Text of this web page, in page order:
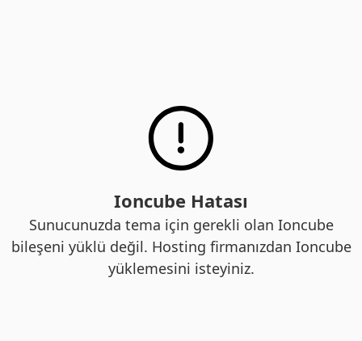
Ioncube Hatası
Sunucunuzda tema için gerekli olan Ioncube
bileşeni yüklü değil. Hosting firmanızdan Ioncube
yüklemesini isteyiniz.